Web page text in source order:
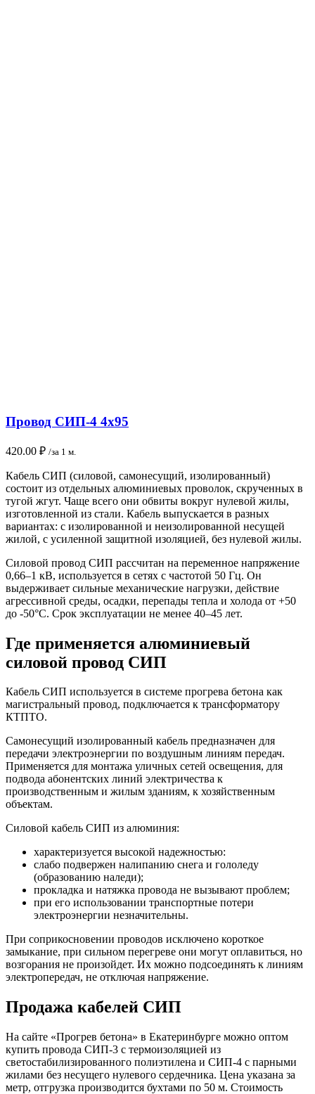
Провод СИП-4 4х95
420.00 ₽ /за 1 м.
Кабель СИП (силовой, самонесущий, изолированный)
состоит из отдельных алюминиевых проволок, скрученных в
тугой жгут. Чаще всего они обвиты вокруг нулевой жилы,
изготовленной из стали. Кабель выпускается в разных
вариантах: с изолированной и неизолированной несущей
жилой, с усиленной защитной изоляцией, без нулевой жилы.
Силовой провод СИП рассчитан на переменное напряжение
0,66–1 кВ, используется в сетях с частотой 50 Гц. Он
выдерживает сильные механические нагрузки, действие
агрессивной среды, осадки, перепады тепла и холода от +50
до -50°С. Срок эксплуатации не менее 40–45 лет.
Где применяется алюминиевый
силовой провод СИП
Кабель СИП используется в системе прогрева бетона как
магистральный провод, подключается к трансформатору
КТПТО.
Самонесущий изолированный кабель предназначен для
передачи электроэнергии по воздушным линиям передач.
Применяется для монтажа уличных сетей освещения, для
подвода абонентских линий электричества к
производственным и жилым зданиям, к хозяйственным
объектам.
Силовой кабель СИП из алюминия:
характеризуется высокой надежностью:
слабо подвержен налипанию снега и гололеду
(образованию наледи);
прокладка и натяжка провода не вызывают проблем;
при его использовании транспортные потери
электроэнергии незначительны.
При соприкосновении проводов исключено короткое
замыкание, при сильном перегреве они могут оплавиться, но
возгорания не произойдет. Их можно подсоединять к линиям
электропередач, не отключая напряжение.
Продажа кабелей СИП
На сайте «Прогрев бетона» в Екатеринбурге можно оптом
купить провода СИП-3 с термоизоляцией из
светостабилизированного полиэтилена и СИП-4 с парными
жилами без несущего нулевого сердечника. Цена указана за
метр, отгрузка производится бухтами по 50 м. Стоимость